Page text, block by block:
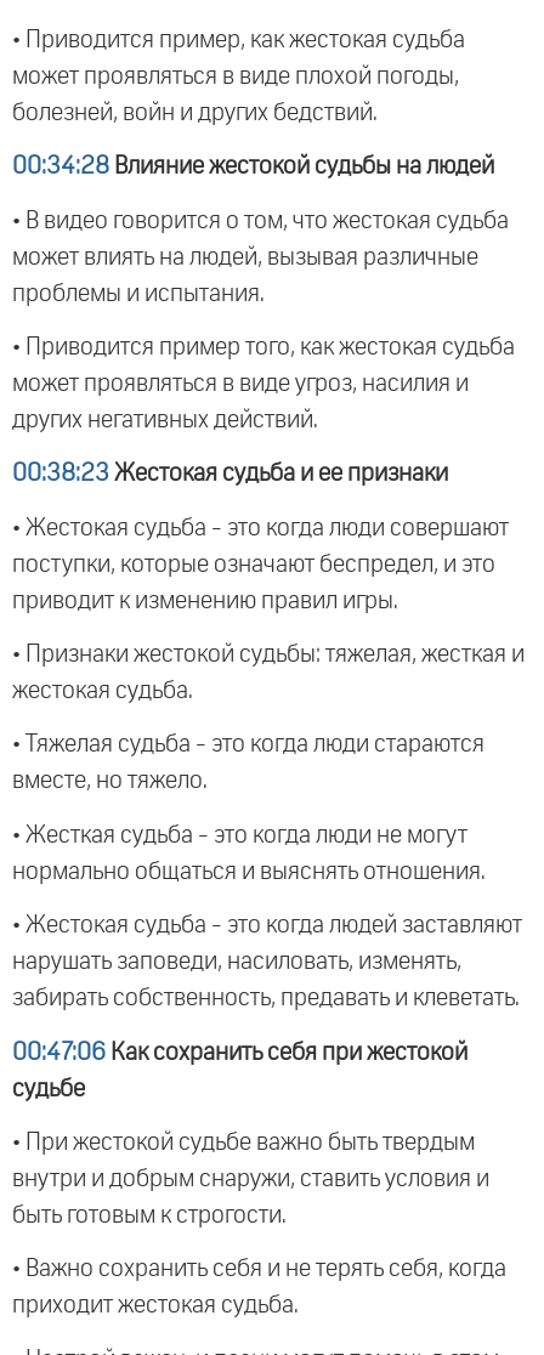
• Приводится пример, как жестокая судьба
может проявляться в виде плохой погоды,
болезней, войн и других бедствий.
00:34:28 Влияние жестокой судьбы на людей
• В видео говорится о том, что жестокая судьба
может влиять на людей, вызывая различные
проблемы и испытания.
• Приводится пример того, как жестокая судьба
может проявляться в виде угроз, насилия и
других негативных действий.
00:38:23 Жестокая судьба и ее признаки
• Жестокая судьба - это когда люди совершают
поступки, которые означают беспредел, и это
приводит к изменению правил игры.
• Признаки жестокой судьбы: тяжелая, жесткая и
жестокая судьба.
• Тяжелая судьба - это когда люди стараются
вместе, но тяжело.
• Жесткая судьба - это когда люди не могут
нормально общаться и выяснять отношения.
• Жестокая судьба - это когда людей заставляют
нарушать заповеди, насиловать, изменять,
забирать собственность, предавать и клеветать.
00:47:06 Как сохранить себя при жестокой
судьбе
• При жестокой судьбе важно быть твердым
внутри и добрым снаружи, ставить условия и
быть готовым к строгости.
• Важно сохранить себя и не терять себя, когда
приходит жестокая судьба.